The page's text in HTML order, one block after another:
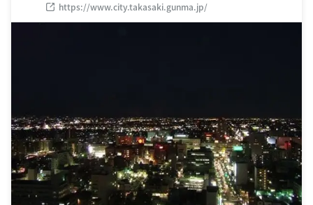
https://www.city.takasaki.gunma.jp/